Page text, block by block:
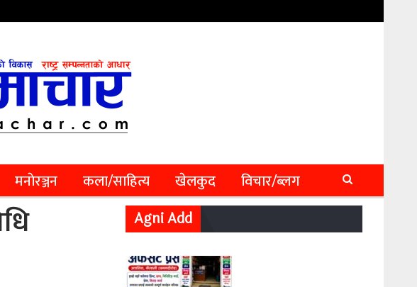
मनाेरञ्जन कला/साहित्य खेलकुद विचार/ब्लग
Agni Add